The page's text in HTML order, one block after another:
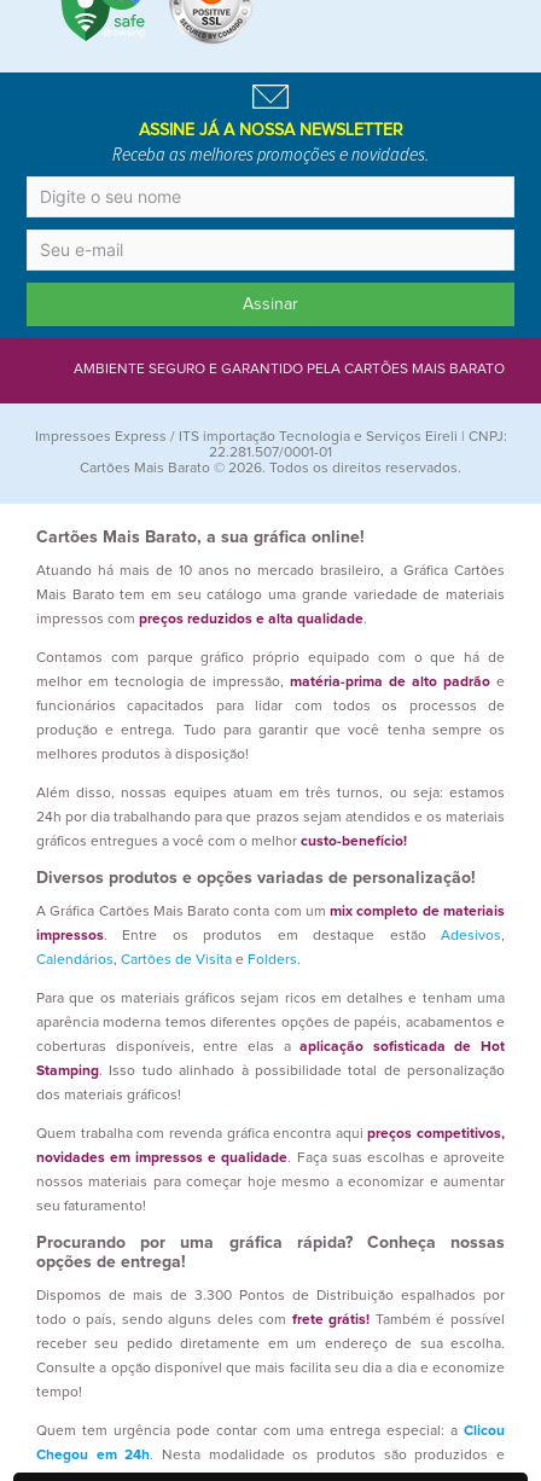
ASSINE JÁ A NOSSA NEWSLETTER
Receba as melhores promoções e novidades.
Assinar
AMBIENTE SEGURO E GARANTIDO PELA CARTÕES MAIS BARATO
Impressoes Express / ITS importação Tecnologia e Serviços Eireli | CNPJ:
22.281.507/0001-01
Cartões Mais Barato © 2026. Todos os direitos reservados.
Cartões Mais Barato, a sua gráfica online!
Atuando há mais de 10 anos no mercado brasileiro, a Gráfica Cartões
Mais Barato tem em seu catálogo uma grande variedade de materiais
impressos com preços reduzidos e alta qualidade.
Contamos com parque gráfico próprio equipado com o que há de
melhor em tecnologia de impressão, matéria-prima de alto padrão e
funcionários capacitados para lidar com todos os processos de
produção e entrega. Tudo para garantir que você tenha sempre os
melhores produtos à disposição!
Além disso, nossas equipes atuam em três turnos, ou seja: estamos
24h por dia trabalhando para que prazos sejam atendidos e os materiais
gráficos entregues a você com o melhor custo-benefício!
Diversos produtos e opções variadas de personalização!
A Gráfica Cartões Mais Barato conta com ummix completo de materiais
impressos. Entre os produtos em destaque estão Adesivos,
Calendários, Cartões de Visita e Folders.
Para que os materiais gráficos sejam ricos em detalhes e tenham uma
aparência moderna temos diferentes opções de papéis, acabamentos e
coberturas disponíveis, entre elas aaplicação sofisticada de Hot
Stamping. Isso tudo alinhado à possibilidade total de personalização
dos materiais gráficos!
Quem trabalha com revenda gráfica encontra aquipreços competitivos,
novidades em impressos e qualidade. Faça suas escolhas e aproveite
nossos materiais para começar hoje mesmo a economizar e aumentar
seu faturamento!
Procurando por uma gráfica rápida? Conheça nossas
opções de entrega!
Dispomos de mais de 3.300 Pontos de Distribuição espalhados por
todo o país, sendo alguns deles com frete grátis! Também é possível
receber seu pedido diretamente em um endereço de sua escolha.
Consulte a opção disponível que mais facilita seu dia a dia e economize
tempo!
Quem tem urgência pode contar com uma entrega especial: a Clicou
Chegou em 24h. Nesta modalidade os produtos são produzidos e